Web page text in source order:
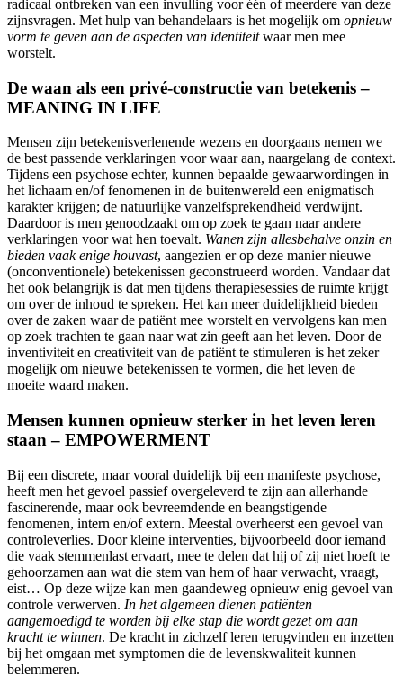
radicaal ontbreken van een invulling voor één of meerdere van deze
zijnsvragen. Met hulp van behandelaars is het mogelijk om opnieuw
vorm te geven aan de aspecten van identiteitwaar men mee
worstelt.
De waan als een privé-constructie van betekenis –
MEANING IN LIFE
Mensen zijn betekenisverlenende wezens en doorgaans nemen we
de best passende verklaringen voor waar aan, naargelang de context.
Tijdens een psychose echter, kunnen bepaalde gewaarwordingen in
het lichaam en/of fenomenen in de buitenwereld een enigmatisch
karakter krijgen; de natuurlijke vanzelfsprekendheid verdwijnt.
Daardoor is men genoodzaakt om op zoek te gaan naar andere
verklaringen voor wat hen toevalt. Wanen zijn allesbehalve onzin en
bieden vaak enige houvast, aangezien er op deze manier nieuwe
(onconventionele) betekenissen geconstrueerd worden. Vandaar dat
het ook belangrijk is dat men tijdens therapiesessies de ruimte krijgt
om over de inhoud te spreken. Het kan meer duidelijkheid bieden
over de zaken waar de patiënt mee worstelt en vervolgens kan men
op zoek trachten te gaan naar wat zin geeft aan het leven. Door de
inventiviteit en creativiteit van de patiënt te stimuleren is het zeker
mogelijk om nieuwe betekenissen te vormen, die het leven de
moeite waard maken.
Mensen kunnen opnieuw sterker in het leven leren
staan – EMPOWERMENT
Bij een discrete, maar vooral duidelijk bij een manifeste psychose,
heeft men het gevoel passief overgeleverd te zijn aan allerhande
fascinerende, maar ook bevreemdende en beangstigende
fenomenen, intern en/of extern. Meestal overheerst een gevoel van
controleverlies. Door kleine interventies, bijvoorbeeld door iemand
die vaak stemmenlast ervaart, mee te delen dat hij of zij niet hoeft te
gehoorzamen aan wat die stem van hem of haar verwacht, vraagt,
eist… Op deze wijze kan men gaandeweg opnieuw enig gevoel van
controle verwerven. In het algemeen dienen patiënten
aangemoedigd te worden bij elke stap die wordt gezet om aan
kracht te winnen. De kracht in zichzelf leren terugvinden en inzetten
bij het omgaan met symptomen die de levenskwaliteit kunnen
belemmeren.